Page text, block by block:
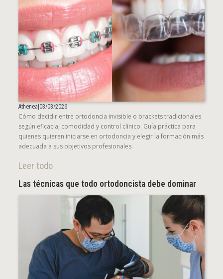
Athenea 03/03/2026
Cómo decidir entre ortodoncia invisible o brackets tradicionales
según eficacia, comodidad y control clínico. Guía práctica para
quienes quieren iniciarse en ortodoncia y elegir la formación más
adecuada a sus objetivos profesionales.
Leer todo
Las técnicas que todo ortodoncista debe dominar